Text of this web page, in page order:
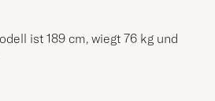
ist 189 cm, wiegt 76 kg und